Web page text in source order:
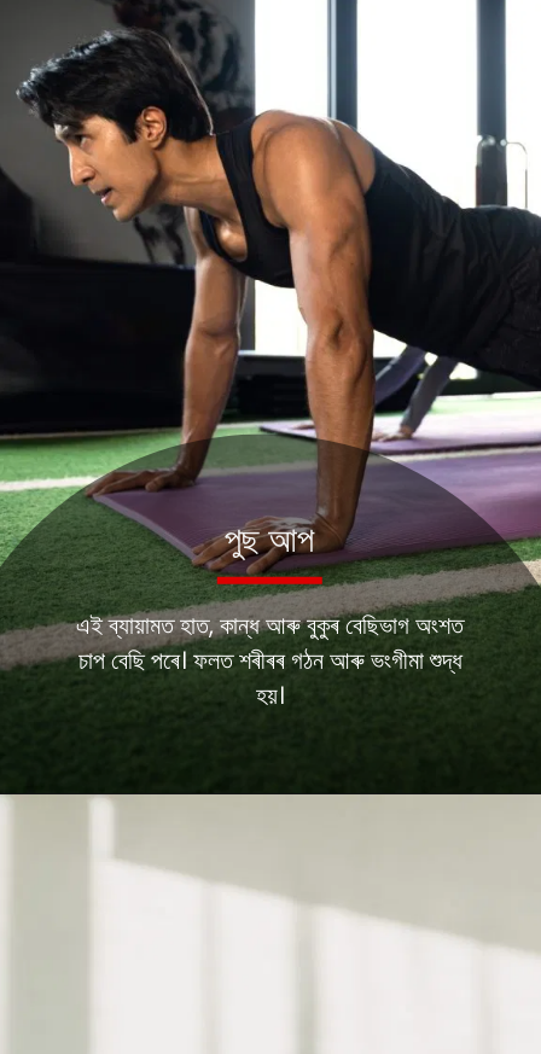
এই ব্যায়ামত হাত, কান্ধ আৰু বুকুৰ বেছিভাগ অংশত
চাপ বেছি পৰে। ফলত শৰীৰৰ গঠন আৰু ভংগীমা শুদ্ধ
হয়।
পুছ আপ